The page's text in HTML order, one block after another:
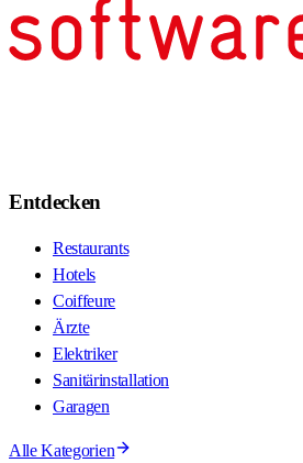
Entdecken
Restaurants
Hotels
Coiffeure
Ärzte
Elektriker
Sanitärinstallation
Garagen
Alle Kategorien